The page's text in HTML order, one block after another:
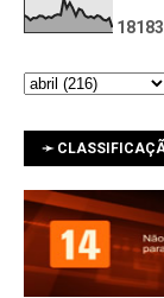
1 81 83
➛